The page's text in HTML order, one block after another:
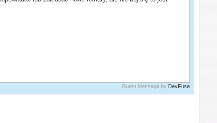
Guest Message by DevFuse